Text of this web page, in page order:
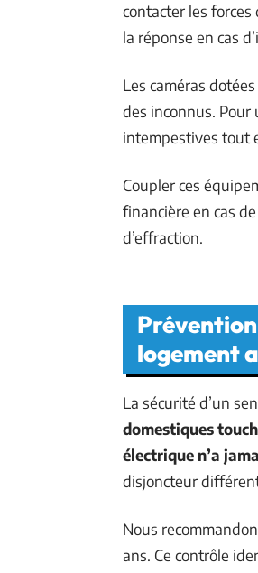
contacter les forces
la réponse en cas
Les caméras
des inconnus.
intempestives tout
Coupler ces
financière en cas
d’effraction.
logement
La sécurité d’un
domestiques
électrique n’a
disjoncteur
Nous
ans. Ce contrôle